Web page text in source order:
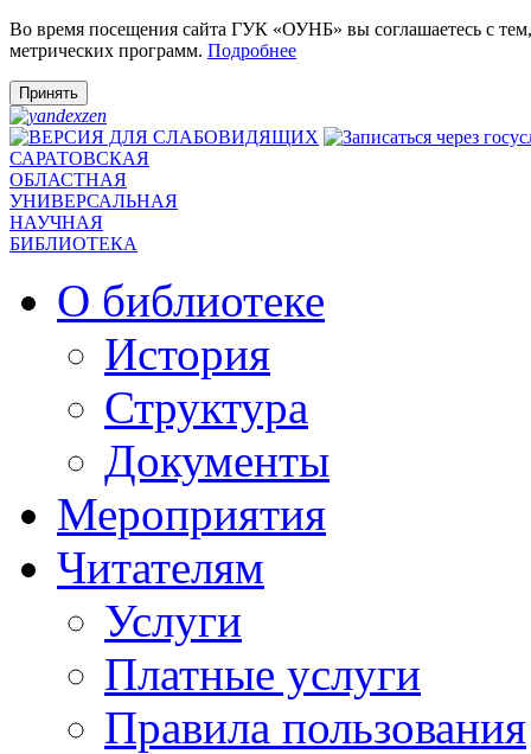
Во время посещения сайта ГУК «ОУНБ» вы соглашаетесь с
метрических программ. Подробнее
Принять
САРАТОВСКАЯ
ОБЛАСТНАЯ
УНИВЕРСАЛЬНАЯ
НАУЧНАЯ
БИБЛИОТЕКА
О библиотеке
История
Структура
Документы
Мероприятия
Читателям
Услуги
Платные услуги
Правила пользования